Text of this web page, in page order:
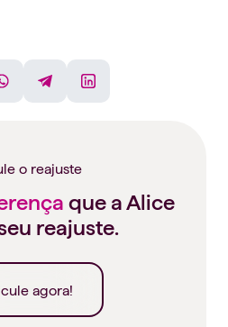
WhatsAppTelegramLinkedin
o reajuste
que a Alice
reajuste.
agora!